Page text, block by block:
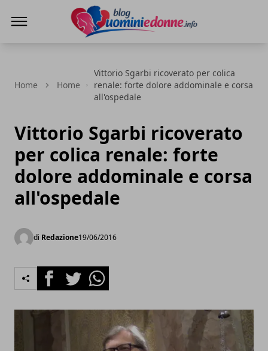
Home Home
Vittorio Sgarbi ricoverato per colica
renale: forte dolore addominale e corsa
all'ospedale
Vittorio Sgarbi ricoverato
per colica renale: forte
dolore addominale e corsa
all'ospedale
di Redazione19/06/2016
FacebookTwitterWhatsapp